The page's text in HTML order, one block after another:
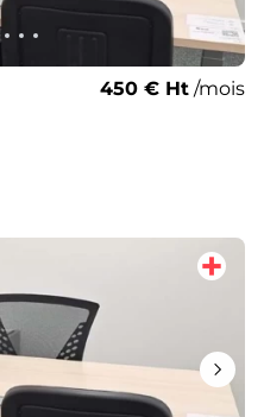
450 € Ht /mois